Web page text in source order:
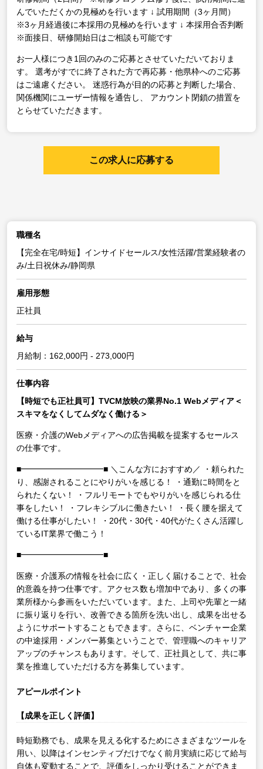
んでいただくかの見極めを行います ↓ 試用期間（3ヶ月間）
※3ヶ月経過後に本採用の見極めを行います ↓ 本採用合否判断
※面接日、研修開始日はご相談も可能です
お一人様につき1回のみのご応募とさせていただいておりま
す。
選考がすでに終了された方で再応募・他県枠へのご応募
はご遠慮ください。
迷惑行為が目的の応募と判断した場合、
関係機関にユーザー情報を通告し、
アカウント閉鎖の措置を
とらせていただきます。
この求人に応募する
職種名
【完全在宅/時短】インサイドセールス/女性活躍/営業経験者の
み/土日祝休み/静岡県
雇用形態
正社員
給与
月給制：162,000円 - 273,000円
仕事内容
【時短でも正社員可】TVCM放映の業界No.1 Webメディア＜
スキマをなくしてムダなく働ける＞
医療・介護のWebメディアへの広告掲載を提案するセールス
の仕事です。
■━━━━━━━━━━■ ＼こんな方におすすめ／
・頼られた
り、感謝されることにやりがいを感じる！
・通勤に時間をと
られたくない！
・フルリモートでもやりがいを感じられる仕
事をしたい！
・フレキシブルに働きたい！
・長く腰を据えて
働ける仕事がしたい！
・20代・30代・40代がたくさん活躍し
ているIT業界で働こう！
■━━━━━━━━━━■
医療・介護系の情報を社会に広く・正しく届けることで、社会
的意義を持つ仕事です。アクセス数も増加中であり、多くの事
業所様から参画をいただいています。また、上司や先輩と一緒
に振り返りを行い、改善できる箇所を洗い出し、成果を出せる
ようにサポートすることもできます。さらに、ベンチャー企業
の中途採用・メンバー募集ということで、管理職へのキャリア
アップのチャンスもあります。そして、正社員として、共に事
業を推進していただける方を募集しています。
アピールポイント
【成果を正しく評価】
時短勤務でも、成果を見える化するためにさまざまなツールを
用い、以降はインセンティブだけでなく前月実績に応じて給与
自体も変動することで、評価をしっかり受けることができま